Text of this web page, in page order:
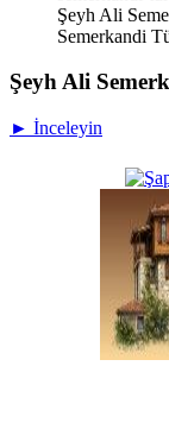
Şeyh Ali
Semerkandi
Şeyh Ali
► İnceleyin